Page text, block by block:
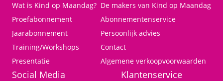
Wat is Kind op Maandag?
Proefabonnement
Jaarabonnement
Training/Workshops
Presentatie
De makers van Kind op Maandag
Abonnementenservice
Persoonlijk advies
Contact
Algemene verkoopvoorwaarden
Social Media Klantenservice